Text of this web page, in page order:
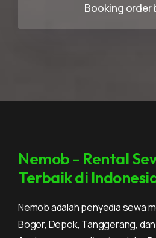
Booking order
Nemob - Rental
Terbaik di
Nemob adalah penyedia sewa
Bogor, Depok, Tanggerang,